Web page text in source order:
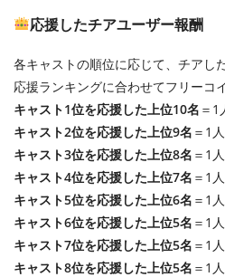
応援したチアユーザー報酬
各キャストの順位に応じて、チアし
応援ランキングに合わせてフリーコ
キャスト1位を応援した上位10名 ＝1
キャスト2位を応援した上位9名 ＝1
キャスト3位を応援した上位8名 ＝1
キャスト4位を応援した上位7名 ＝1
キャスト5位を応援した上位6名 ＝1
キャスト6位を応援した上位5名 ＝1
キャスト7位を応援した上位5名 ＝1
キャスト8位を応援した上位5名 ＝1